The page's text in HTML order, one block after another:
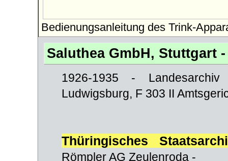
Bedienungsanleitung des Trink-
Saluthea GmbH, Stuttgart
1926-1935 - Landesarchiv
Ludwigsburg, F 303 II
Thüringisches
Römpler AG Zeulenroda -